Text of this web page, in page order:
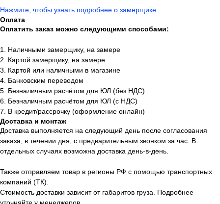
Нажмите, чтобы узнать подробнее о замерщике
Оплата
Оплатить заказ можно следующими способами:
1. Наличными замерщику, на замере
2. Картой замерщику, на замере
3. Картой или наличными в магазине
4. Банковским переводом
5. Безналичным расчётом для ЮЛ (без НДС)
6. Безналичным расчётом для ЮЛ (с НДС)
7. В кредит/рассрочку (оформление онлайн)
Доставка и монтаж
Доставка выполняется на следующий день после согласования
заказа, в течении дня, с предварительным звонком за час. В
отдельных случаях возможна доставка день-в-день.
Также отправляем товар в регионы РФ с помощью транспортных
компаний (ТК).
Стоимость доставки зависит от габаритов груза. Подробнее